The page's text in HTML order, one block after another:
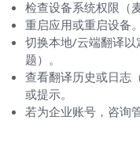
检查设备系统权限（
重启应用或重启设备。
切换本地/云端翻译以
题）。
查看翻译历史或日志
或提示。
若为企业账号，咨询